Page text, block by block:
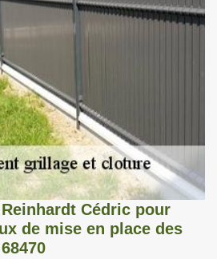
Cédric pour
de mise en place des